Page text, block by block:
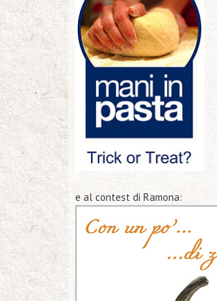
e al contest di Ramona: